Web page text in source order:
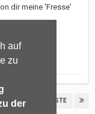
auf
zu
der
dir meine 'Fresse'
NÄCHSTE